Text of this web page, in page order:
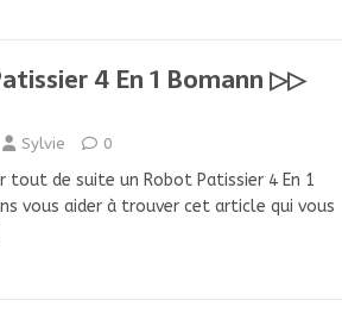
4 En 1 Bomann ▷▷
Sylvie 0
tout de suite un Robot Patissier 4 En 1
vous aider à trouver cet article qui vous